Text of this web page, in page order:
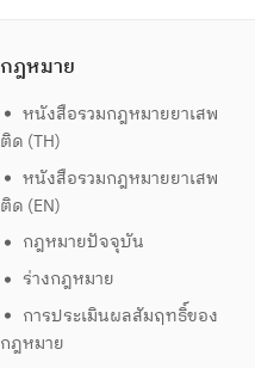
กฎหมาย
หนังสือรวมกฎหมายยาเสพ
ติด (TH)
หนังสือรวมกฎหมายยาเสพ
ติด (EN)
กฎหมายปัจจุบัน
ร่างกฎหมาย
การประเมินผลสัมฤทธิ์ของ
กฎหมาย